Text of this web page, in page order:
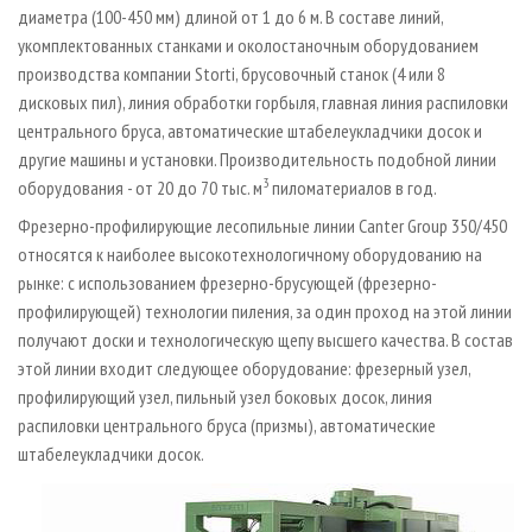
диаметра (100-450 мм) длиной от 1 до 6 м. В составе линий,
укомплектованных станками и околостаночным оборудованием
производства компании Storti, брусовочный станок (4 или 8
дисковых пил), линия обработки горбыля, главная линия распиловки
центрального бруса, автоматические штабелеукладчики досок и
другие машины и установки. Производительность подобной линии
оборудования - от 20 до 70 тыс. м3 пиломатериалов в год.
Фрезерно-профилирующие лесопильные линии Canter Group 350/450
относятся к наиболее высокотехнологичному оборудованию на
рынке: с использованием фрезерно-брусующей (фрезерно-
профилирующей) технологии пиления, за один проход на этой линии
получают доски и технологическую щепу высшего качества. В состав
этой линии входит следующее оборудование: фрезерный узел,
профилирующий узел, пильный узел боковых досок, линия
распиловки центрального бруса (призмы), автоматические
штабелеукладчики досок.